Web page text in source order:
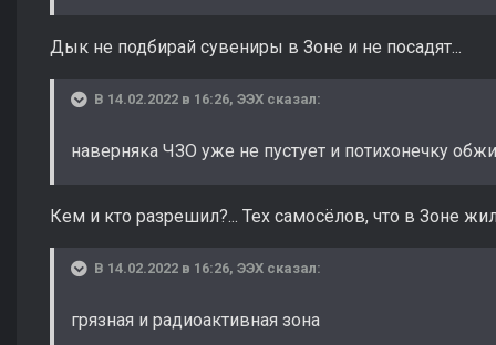
Дык не подбирай сувениры в Зоне и не посадят...
В 14.02.2022 в 16:26, ЭЭХ сказал:
наверняка ЧЗО уже не пустует и потихонечку
Кем и кто разрешил?... Тех самосёлов, что в Зоне
В 14.02.2022 в 16:26, ЭЭХ сказал:
грязная и радиоактивная зона